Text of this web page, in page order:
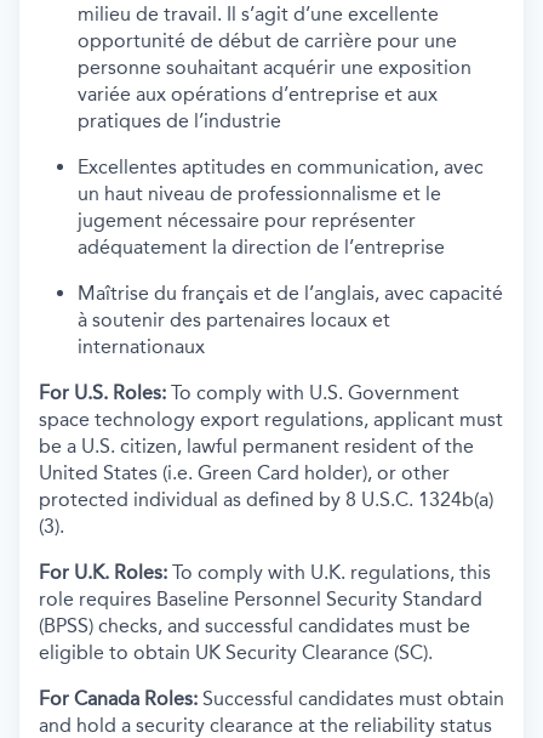
milieu de travail. Il s’agit d’une excellente
opportunité de début de carrière pour une
personne souhaitant acquérir une exposition
variée aux opérations d’entreprise et aux
pratiques de l’industrie
Excellentes aptitudes en communication, avec
un haut niveau de professionnalisme et le
jugement nécessaire pour représenter
adéquatement la direction de l’entreprise
Maîtrise du français et de l’anglais, avec capacité
à soutenir des partenaires locaux et
internationaux
For U.S. Roles: To comply with U.S. Government
space technology export regulations, applicant must
be a U.S. citizen, lawful permanent resident of the
United States (i.e. Green Card holder), or other
protected individual as defined by 8 U.S.C. 1324b(a)
(3).
For U.K. Roles: To comply with U.K. regulations, this
role requires Baseline Personnel Security Standard
(BPSS) checks, and successful candidates must be
eligible to obtain UK Security Clearance (SC).
For Canada Roles: Successful candidates must obtain
and hold a security clearance at the reliability status